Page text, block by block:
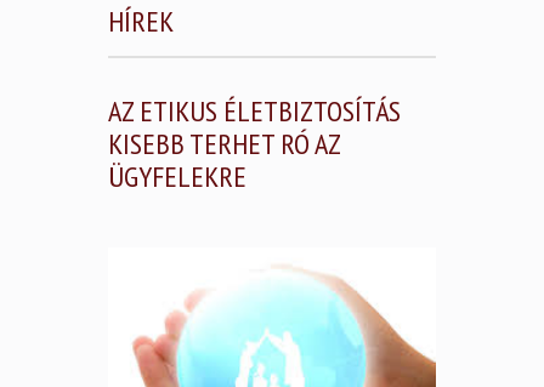
HÍREK
AZ ETIKUS ÉLETBIZTOSÍTÁS
KISEBB TERHET RÓ AZ
ÜGYFELEKRE